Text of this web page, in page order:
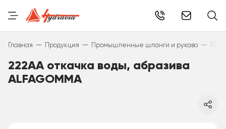
Главная — Продукция — Промышленные шланги и рукава —
222АА откачка воды, абразива
ALFAGOMMA